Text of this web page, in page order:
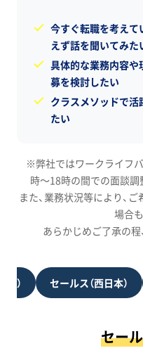
今すぐ転職を考えて
えず話を聞いてみた
具体的な業務内容や
募を検討したい
クラスメソッドで
たい
※弊社ではワークライフ
時〜18時の間での面談調
また、業務状況等により、
場合
あらかじめご了承の程
本） セールス（西日本）
セール